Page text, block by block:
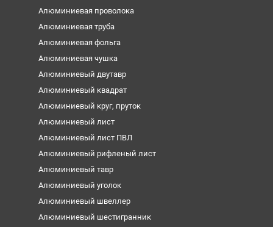
Алюминиевая проволока
Алюминиевая труба
Алюминиевая фольга
Алюминиевая чушка
Алюминиевый двутавр
Алюминиевый квадрат
Алюминиевый круг, пруток
Алюминиевый лист
Алюминиевый лист ПВЛ
Алюминиевый рифленый лист
Алюминиевый тавр
Алюминиевый уголок
Алюминиевый швеллер
Алюминиевый шестигранник